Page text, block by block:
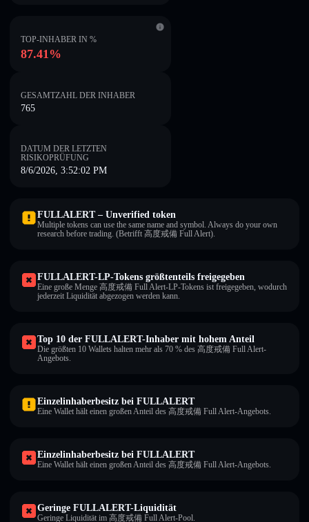
TOP-INHABER IN %
87.41%
GESAMTZAHL DER INHABER
765
DATUM DER LETZTEN
RISIKOPRÜFUNG
8/6/2026, 3:52:02 PM
FULLALERT – Unverified token
Multiple tokens can use the same name and symbol. Always do your own
research before trading. (Betrifft 高度戒備 Full Alert).
FULLALERT-LP-Tokens größtenteils freigegeben
Eine große Menge 高度戒備 Full Alert-LP-Tokens ist freigegeben, wodurch
jederzeit Liquidität abgezogen werden kann.
Top 10 der FULLALERT-Inhaber mit hohem Anteil
Die größten 10 Wallets halten mehr als 70 % des 高度戒備 Full Alert-
Angebots.
Einzelinhaberbesitz bei FULLALERT
Eine Wallet hält einen großen Anteil des 高度戒備 Full Alert-Angebots.
Einzelinhaberbesitz bei FULLALERT
Eine Wallet hält einen großen Anteil des 高度戒備 Full Alert-Angebots.
Geringe FULLALERT-Liquidität
Geringe Liquidität im 高度戒備 Full Alert-Pool.